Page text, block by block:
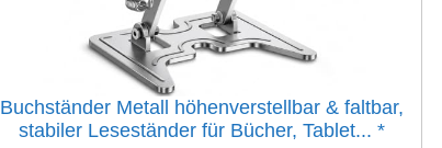
Buchständer Metall höhenverstellbar & faltbar,
stabiler Leseständer für Bücher, Tablet... *